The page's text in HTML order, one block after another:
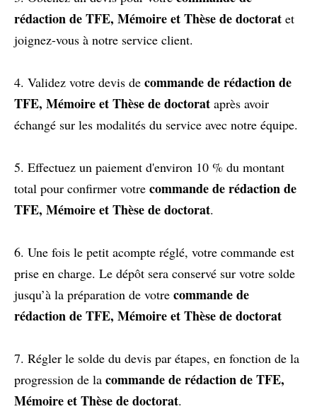
rédaction de TFE, Mémoire et Thèse de doctorat et
joignez-vous à notre service client.
4. Validez votre devis de commande de rédaction de
TFE, Mémoire et Thèse de doctorat après avoir
échangé sur les modalités du service avec notre équipe.
5. Effectuez un paiement d'environ 10 % du montant
total pour confirmer votre commande de rédaction de
TFE, Mémoire et Thèse de doctorat.
6. Une fois le petit acompte réglé, votre commande est
prise en charge. Le dépôt sera conservé sur votre solde
jusqu’à la préparation de votre commande de
rédaction de TFE, Mémoire et Thèse de doctorat
7. Régler le solde du devis par étapes, en fonction de la
progression de la commande de rédaction de TFE,
Mémoire et Thèse de doctorat.